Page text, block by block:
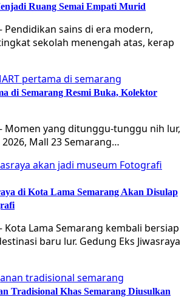
Ruang Semai Empati Murid
Pendidikan sains di era modern,
sekolah menengah atas, kerap
di Semarang Resmi Buka, Kolektor
Momen yang ditunggu-tunggu nih lur,
2026, Mall 23 Semarang…
di Kota Lama Semarang Akan Disulap
Kota Lama Semarang kembali bersiap
baru lur. Gedung Eks Jiwasraya
Tradisional Khas Semarang Diusulkan